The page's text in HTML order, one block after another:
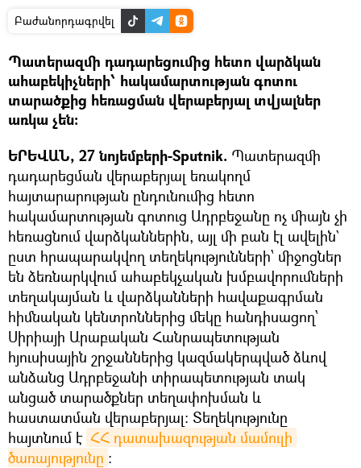
Բաժանորդագրվել
Պատերազմի դադարեցումից հետո վարձկան
ահաբեկիչների՝ հակամարտության գոտու
տարածքից հեռացման վերաբերյալ տվյալներ
առկա չեն։
ԵՐԵՎԱՆ, 27 նոյեմբերի-Sputnik. Պատերազմի
դադարեցման վերաբերյալ եռակողմ
հայտարարության ընդունումից հետո
հակամարտության գոտուց Ադրբեջանը ոչ միայն չի
հեռացնում վարձկաններին, այլ մի բան էլ ավելին`
ըստ հրապարակվող տեղեկությունների՝ միջոցներ
են ձեռնարկվում ահաբեկչական խմբավորումների
տեղակայման և վարձկանների հավաքագրման
հիմնական կենտրոններից մեկը հանդիսացող՝
Սիրիայի Արաբական Հանրապետության
հյուսիսային շրջաններից կազմակերպված ձևով
անձանց Ադրբեջանի տիրապետության տակ
անցած տարածքներ տեղափոխման և
հաստատման վերաբերյալ: Տեղեկությունը
հայտնում է ՀՀ դատախազության մամուլի
ծառայությունը ։